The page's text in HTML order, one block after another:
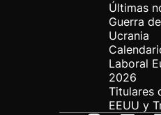
Últimas
Guerra de
Ucrania
Laboral
2026
Titulares
EEUU y